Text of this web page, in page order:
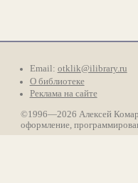
Email: otklik@ilibrary.ru
О библиотеке
Реклама на сайте
©1996—2026 Алексей
оформление,